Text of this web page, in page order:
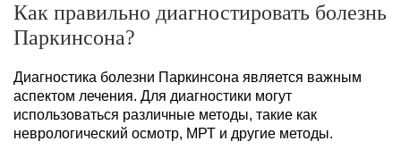
Как правильно диагностировать болезнь
Паркинсона?
Диагностика болезни Паркинсона является важным
аспектом лечения. Для диагностики могут
использоваться различные методы, такие как
неврологический осмотр, МРТ и другие методы.